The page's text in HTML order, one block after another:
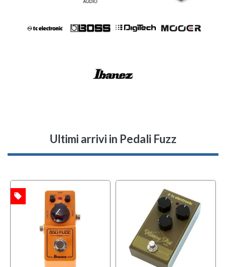
Ultimi arrivi in Pedali Fuzz
local_offer